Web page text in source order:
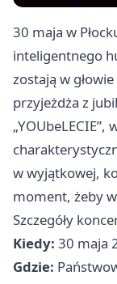
30 maja w
inteligentnego
zostają w
przyjeżdża z
„YOUbeLECIE”,
w wyjątkowej,
moment, żeby
Szczegóły
Kiedy: 30 maja
Gdzie: